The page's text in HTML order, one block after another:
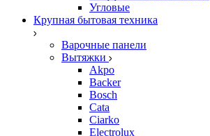
Угловые
Крупная бытовая техника
Варочные панели
Вытяжки
Akpo
Backer
Bosch
Cata
Ciarko
Electrolux